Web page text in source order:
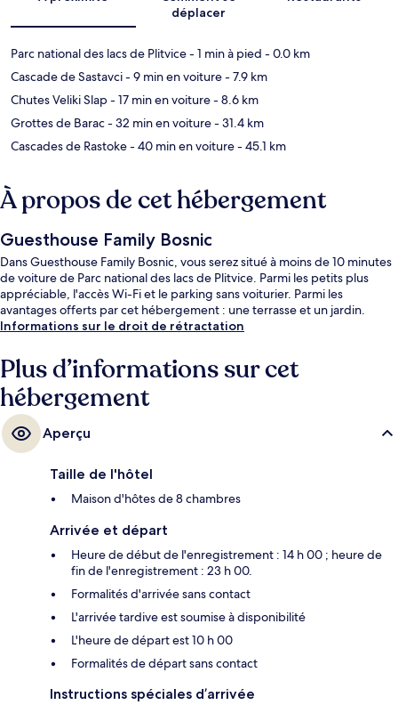
déplacer
Parc national des lacs de Plitvice- 1 min à pied - 0.0 km
Cascade de Sastavci- 9 min en voiture- 7.9 km
Chutes Veliki Slap- 17 min en voiture- 8.6 km
Grottes de Barac- 32 min en voiture- 31.4 km
Cascades de Rastoke- 40 min en voiture- 45.1 km
À propos de cet hébergement
Guesthouse Family Bosnic
Dans Guesthouse Family Bosnic, vous serez situé à moins de 10 minutes
de voiture de Parc national des lacs de Plitvice. Parmi les petits plus
appréciable, l'accès Wi-Fi et le parking sans voiturier. Parmi les
avantages offerts par cet hébergement : une terrasse et un jardin.
Informations sur le droit de rétractation
Plus d’informations sur cet
hébergement
Aperçu
Taille de l'hôtel
Maison d'hôtes de 8 chambres
Arrivée et départ
Heure de début de l'enregistrement : 14 h 00 ; heure de
fin de l'enregistrement : 23 h 00.
Formalités d'arrivée sans contact
L'arrivée tardive est soumise à disponibilité
L'heure de départ est 10 h 00
Formalités de départ sans contact
Instructions spéciales d’arrivée